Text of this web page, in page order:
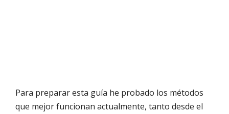
Para preparar esta guía he probado los métodos
que mejor funcionan actualmente, tanto desde el